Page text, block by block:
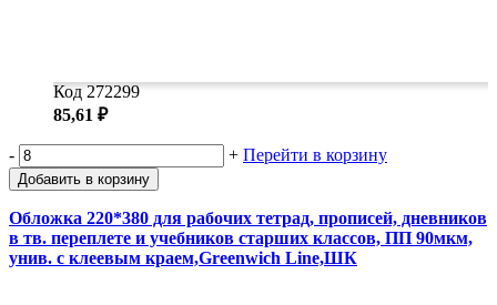
Код 272299
85,61 ₽
- + Перейти в корзину
Добавить в корзину
Обложка 220*380 для рабочих тетрад, прописей, дневников
в тв. переплете и учебников старших классов, ПП 90мкм,
унив. с клеевым краем,Greenwich Line,ШК